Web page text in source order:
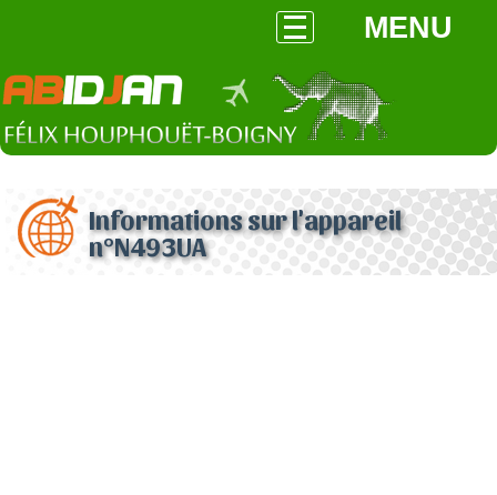
MENU
Informations sur l'appareil
n°N493UA